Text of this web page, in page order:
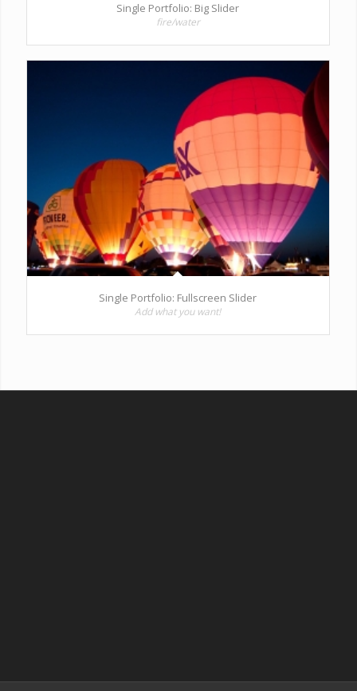
Single Portfolio: Big Slider
fire/water
Single Portfolio: Fullscreen Slider
Add what you want!